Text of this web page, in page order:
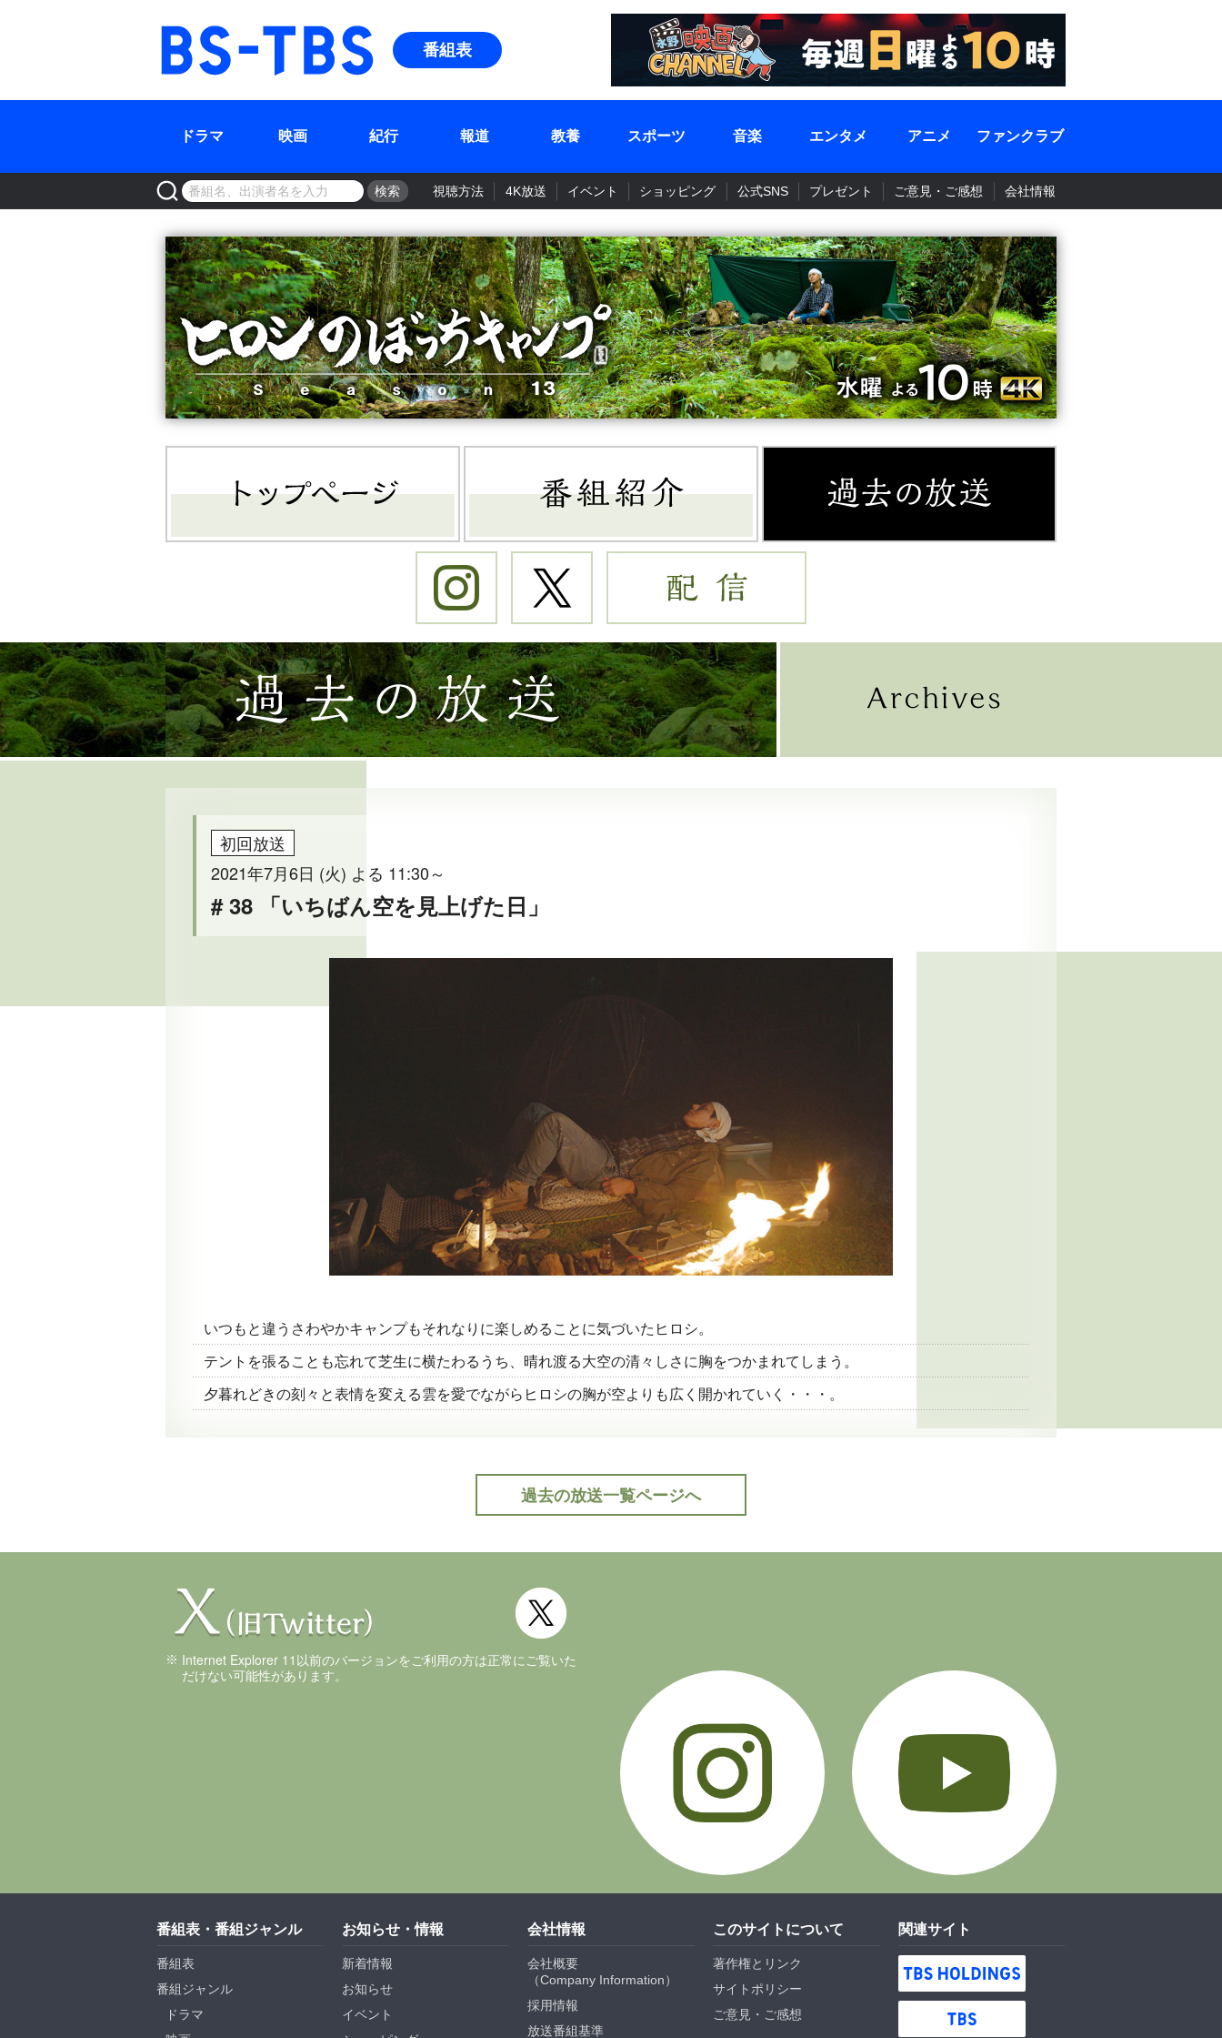
BS-TBS
番組表
ドラマ 映画 紀行 報道 教養 スポーツ 音楽 エンタメ アニメ ファンクラブ
検索 視聴方法 4K放送 イベント ショッピング 公式SNS プレゼント ご意見・ご感想 会社情報
Instagram Twitter
過去の放送
初回放送
2021年7月6日 (火) よる 11:30～
# 38 「いちばん空を見上げた日」
いつもと違うさわやかキャンプもそれなりに楽しめることに気づいたヒロシ。
テントを張ることも忘れて芝生に横たわるうち、晴れ渡る大空の清々しさに胸をつかまれてしまう。
夕暮れどきの刻々と表情を変える雲を愛でながらヒロシの胸が空よりも広く開かれていく・・・。
過去の放送一覧ページへ
公式Twitter(外部サイト)
Internet Explorer 11以前のバージョンをご利用の方は正常にご覧いた
だけない可能性があります。
Instagram
番組表・番組ジャンル
番組表
番組ジャンル
ドラマ
お知らせ・情報
新着情報
お知らせ
イベント
会社情報
会社概要
（Company Information）
採用情報
放送番組基準
このサイトについて
著作権とリンク
サイトポリシー
ご意見・ご感想
関連サイト